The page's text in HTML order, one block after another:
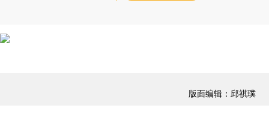
版面编辑：邱祺璞